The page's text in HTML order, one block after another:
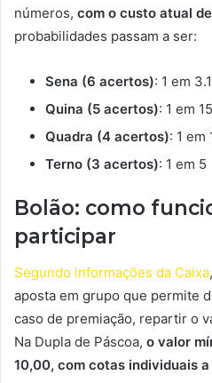
números, com o custo atual
probabilidades passam a ser:
Sena (6 acertos): 1 em
Quina (5 acertos): 1 em
Quadra (4 acertos): 1 em
Terno (3 acertos): 1 em 5
Bolão: como
participar
Segundo informações da Caixa
aposta em grupo que permite
caso de premiação, repartir o
Na Dupla de Páscoa, o valor
10,00, com cotas individuais